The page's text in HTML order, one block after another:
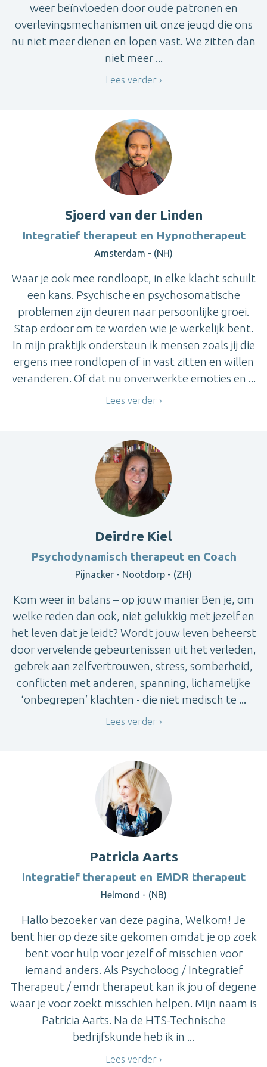
weer beïnvloeden door oude patronen en
overlevingsmechanismen uit onze jeugd die ons
nu niet meer dienen en lopen vast. We zitten dan
niet meer ...
Lees verder
Sjoerd van der Linden
Integratief therapeut en Hypnotherapeut
Amsterdam - (NH)
Waar je ook mee rondloopt, in elke klacht schuilt
een kans. Psychische en psychosomatische
problemen zijn deuren naar persoonlijke groei.
Stap erdoor om te worden wie je werkelijk bent.
In mijn praktijk ondersteun ik mensen zoals jij die
ergens mee rondlopen of in vast zitten en willen
veranderen. Of dat nu onverwerkte emoties en ...
Lees verder
Deirdre Kiel
Psychodynamisch therapeut en Coach
Pijnacker - Nootdorp - (ZH)
Kom weer in balans – op jouw manier Ben je, om
welke reden dan ook, niet gelukkig met jezelf en
het leven dat je leidt? Wordt jouw leven beheerst
door vervelende gebeurtenissen uit het verleden,
gebrek aan zelfvertrouwen, stress, somberheid,
conflicten met anderen, spanning, lichamelijke
‘onbegrepen’ klachten - die niet medisch te ...
Lees verder
Patricia Aarts
Integratief therapeut en EMDR therapeut
Helmond - (NB)
Hallo bezoeker van deze pagina, Welkom! Je
bent hier op deze site gekomen omdat je op zoek
bent voor hulp voor jezelf of misschien voor
iemand anders. Als Psycholoog / Integratief
Therapeut / emdr therapeut kan ik jou of degene
waar je voor zoekt misschien helpen. Mijn naam is
Patricia Aarts. Na de HTS-Technische
bedrijfskunde heb ik in ...
Lees verder